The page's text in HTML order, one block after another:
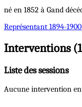
né en 1852 à Gand
Représentant 1894-
Interventions
Liste des sessions
Aucune intervention